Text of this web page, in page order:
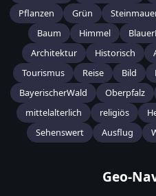
Pflanzen
Grün
Baum
Himmel
Architektur
Historisch
Tourismus
Reise Bild
BayerischerWald
Oberpfalz
mittelalterlich
religiös
Sehenswert
Ausflug
Geo-